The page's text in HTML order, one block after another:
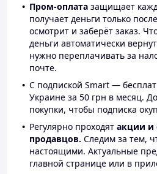
Пром-оплата защищает
получает деньги только
осмотрит и заберёт заказ.
деньги автоматически
нужно переплачивать за
почте.
С подпиской Smart —
Украине за 50 грн в месяц.
покупки, чтобы подписка
Регулярно проходят акции и
продавцов. Следим за тем,
настоящими. Актуальные
главной странице или в